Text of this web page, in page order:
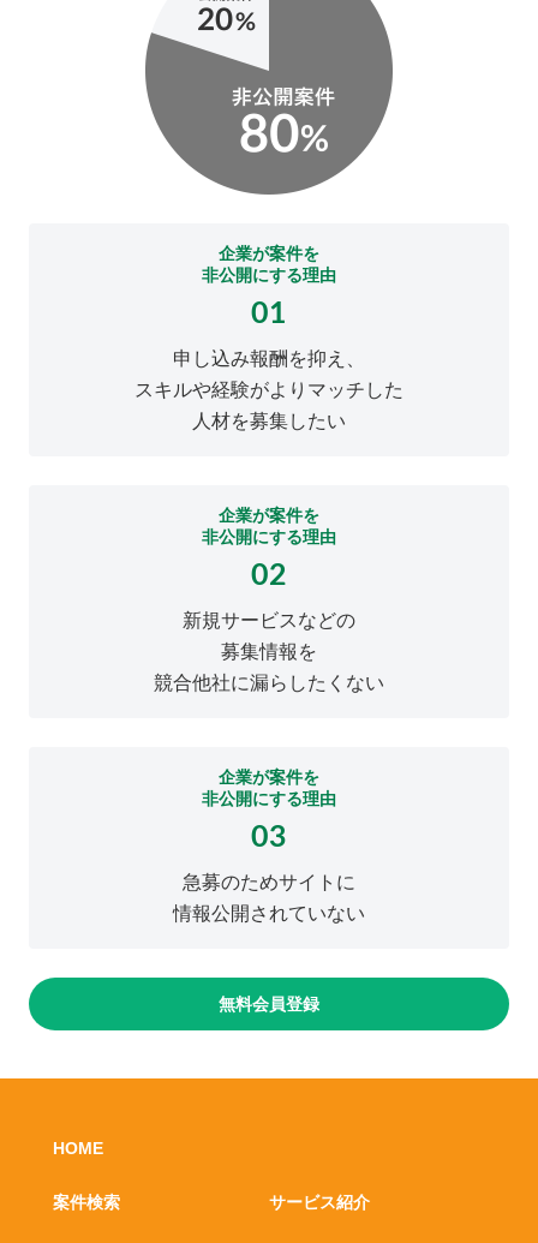
企業が案件を
非公開にする理由
01
申し込み報酬を抑え、
スキルや経験がよりマッチした
人材を募集したい
企業が案件を
非公開にする理由
02
新規サービスなどの
募集情報を
競合他社に漏らしたくない
企業が案件を
非公開にする理由
03
急募のためサイトに
情報公開されていない
無料会員登録
HOME
案件検索 サービス紹介